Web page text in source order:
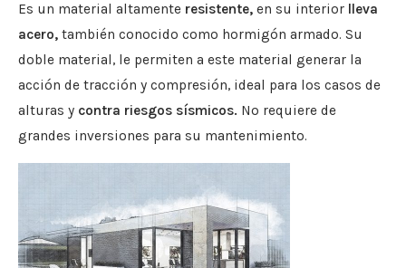
Es un material altamente resistente, en su interior
lleva
acero, también conocido como hormigón armado. Su
doble material, le permiten a este material generar la
acción de tracción y compresión, ideal para los casos de
alturas y contra riesgos sísmicos. No requiere de
grandes inversiones para su mantenimiento.